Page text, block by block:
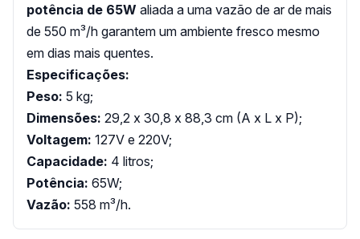
potência de 65W aliada a uma vazão de ar de mais
de 550 m³/h garantem um ambiente fresco mesmo
em dias mais quentes.
Especificações:
Peso: 5 kg;
Dimensões: 29,2 x 30,8 x 88,3 cm (A x L x P);
Voltagem: 127V e 220V;
Capacidade: 4 litros;
Potência: 65W;
Vazão: 558 m³/h.